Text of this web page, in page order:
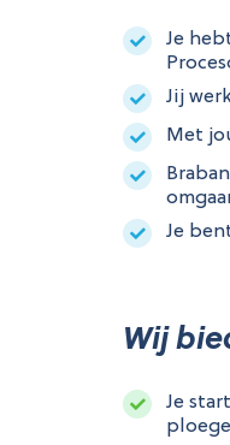
Je
Jij
Met
Je
Wij
Je